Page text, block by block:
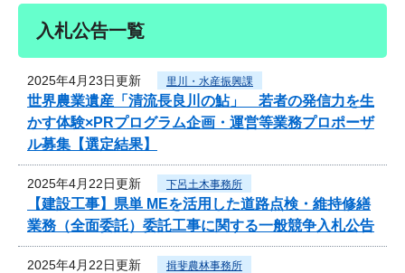
入札公告一覧
2025年4月23日更新 里川・水産振興課
世界農業遺産「清流長良川の鮎」 若者の発信力を生
かす体験×PRプログラム企画・運営等業務プロポーザ
ル募集【選定結果】
2025年4月22日更新 下呂土木事務所
【建設工事】県単 MEを活用した道路点検・維持修繕
業務（全面委託）委託工事に関する一般競争入札公告
2025年4月22日更新 揖斐農林事務所